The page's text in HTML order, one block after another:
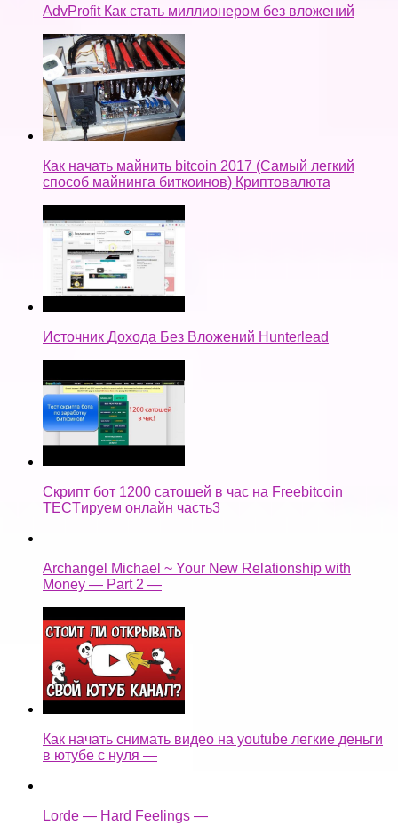
AdvProfit Как стать миллионером без вложений
Как начать майнить bitcoin 2017 (Самый легкий
способ майнинга биткоинов) Криптовалюта
Источник Дохода Без Вложений Hunterlead
Скрипт бот 1200 сатошей в час на Freebitcoin
TECTируем онлайн часть3
Archangel Michael ~ Your New Relationship with
Money — Part 2 —
Как начать снимать видео на youtube легкие деньги
в ютубе с нуля —
Lorde — Hard Feelings —